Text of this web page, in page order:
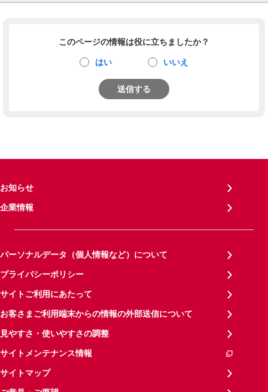
このページの情報は役に立ちましたか？
はい いいえ
送信する
お知らせ
企業情報
パーソナルデータ（個人情報など）について
プライバシーポリシー
サイトご利用にあたって
お客さまご利用端末からの情報の外部送信について
見やすさ・使いやすさの調整
サイトメンテナンス情報
サイトマップ